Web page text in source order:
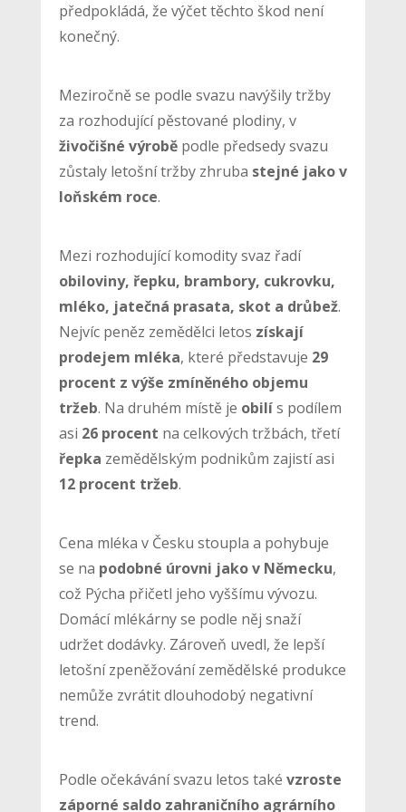
předpokládá, že výčet těchto škod není
konečný.
Meziročně se podle svazu navýšily tržby
za rozhodující pěstované plodiny, v
živočišné výroběpodle předsedy svazu
zůstaly letošní tržby zhruba stejné jako v
loňském roce.
Mezi rozhodující komodity svaz řadí
obiloviny, řepku, brambory, cukrovku,
mléko, jatečná prasata, skot a drůbež.
Nejvíc peněz zemědělci letos získají
prodejem mléka, které představuje 29
procent z výše zmíněného objemu
tržeb. Na druhém místě je obilís podílem
asi 26 procent na celkových tržbách, třetí
řepka zemědělským podnikům zajistí asi
12 procent tržeb.
Cena mléka v Česku stoupla a pohybuje
se na podobné úrovni jako v Německu,
což Pýcha přičetl jeho vyššímu vývozu.
Domácí mlékárny se podle něj snaží
udržet dodávky. Zároveň uvedl, že lepší
letošní zpeněžování zemědělské produkce
nemůže zvrátit dlouhodobý negativní
trend.
Podle očekávání svazu letos také vzroste
záporné saldo zahraničního agrárního